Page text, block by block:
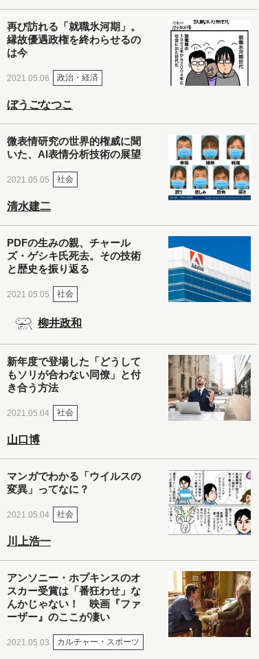
再び訪れる「就職氷河期」。
縁故優遇政権を終わらせるの
は今
2021.05.06 政治・経済
ぼうごなつこ
微表情研究の世界的権威に聞
いた、AI表情分析技術の展望
2021.05.05 社会
清水建二
PDFの生みの親、チャール
ズ・ゲシキ氏死去。その技術
と歴史を振り返る
2021.05.05 社会
柳井政和
新年度で登場した「どうして
もソリが合わない同僚」と付
き合う方法
2021.05.04 社会
山口博
マンガでわかる「ウイルスの
変異」ってなに？
2021.05.04 社会
川上浩一
アンソニー・ホプキンスのオ
スカー受賞は「番狂わせ」な
んかじゃない！ 映画『ファ
ーザー』のここが凄い
2021.05.03 カルチャー・スポーツ